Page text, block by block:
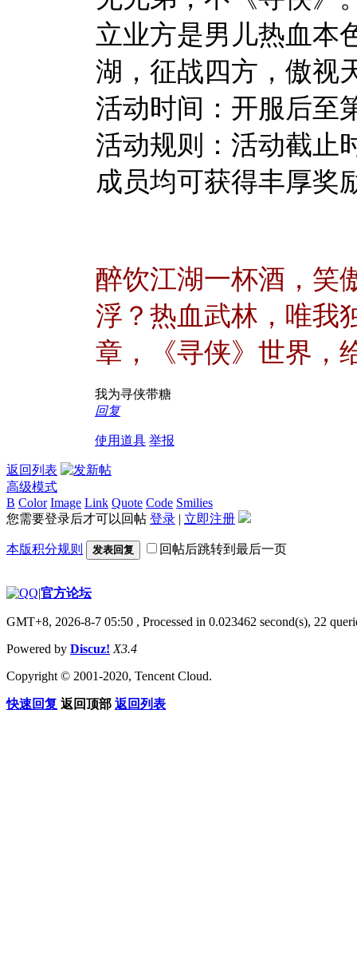
立业方是男儿热血本
湖，征战四方，傲视
活动时间：开服后至
活动规则：活动截止
成员均可获得丰厚奖
醉饮江湖一杯酒，笑
浮？热血武林，唯我
章，《寻侠》世界，
我为寻侠带糖
回复
使用道具 举报
返回列表
高级模式
B Color Image Link Quote Code Smilies
您需要登录后才可以回帖 登录 | 立即注册
本版积分规则 发表回复 回帖后跳转到最后一页
|官方论坛
GMT+8, 2026-8-7 05:50 , Processed in 0.023462 second(s), 22
Powered by Discuz! X3.4
Copyright © 2001-2020, Tencent Cloud.
快速回复 返回顶部 返回列表